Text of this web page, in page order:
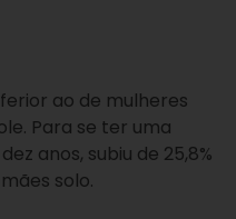
ao de mulheres
Para se ter uma
anos, subiu de 25,8%
solo.